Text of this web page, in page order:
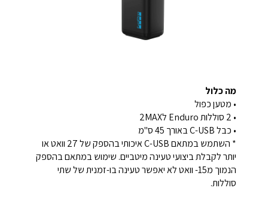
מה כלול
• מטען כפול
• 2 סוללות Enduro ל2MAX
• כבל C-USB באורך 45 ס"מ
* השתמש במתאם C-USB איכותי בהספק של 27 וואט או
יותר לקבלת ביצועי טעינה מיטביים. שימוש במתאם בהספק
הנמוך מ15- וואט לא יאפשר טעינה בו-זמנית של שתי
סוללות.